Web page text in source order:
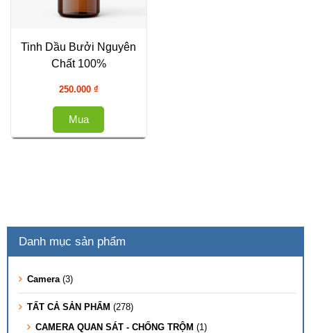
Tinh Dầu Bưởi Nguyên
Chất 100%
250.000 ₫
Mua
Danh mục sản phẩm
Camera (3)
TẤT CẢ SẢN PHẨM (278)
CAMERA QUAN SÁT - CHỐNG TRỘM (1)